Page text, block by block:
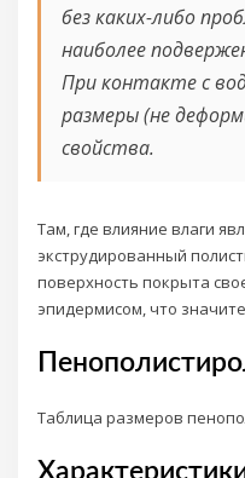
без каких-либо
наиболее
При контакте с
размеры (не
свойства.
Там, где влияние влаги
экструдированный
поверхность покрыта
эпидермисом, что
Таблица размеров